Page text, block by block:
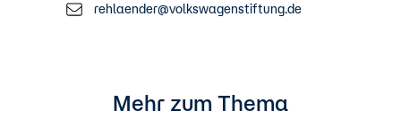
rehlaender@volkswagenstiftung.de
Mehr zum Thema